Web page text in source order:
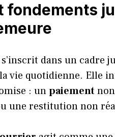
fondements
s’inscrit dans un cadre
vie quotidienne. Elle
: unpaiement
une restitution non